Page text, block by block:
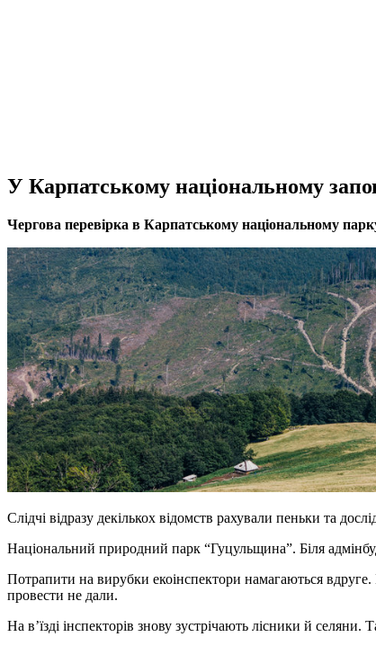
У Карпатському національному
Чергова перевірка в Карпатському національному
Слідчі відразу декількох відомств рахували пеньки та
Національний природний парк “Гуцульщина”. Біля
Потрапити на вирубки екоінспектори намагаються вдруге.
провести не дали.
На в’їзді інспекторів знову зустрічають лісники й